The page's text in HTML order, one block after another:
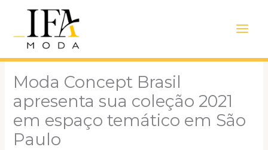
conteúdo
Menu
Moda Concept Brasil
apresenta sua coleção 2021
em espaço temático em São
Paulo